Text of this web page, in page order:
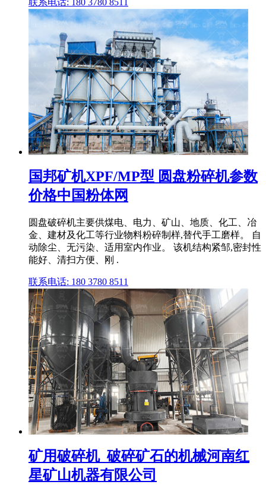
联系电话: 180 3780 8511
国邦矿机XPF/MP型 圆盘粉碎机参数
价格中国粉体网
圆盘破碎机主要供煤电、电力、矿山、地质、化工、冶
金、建材及化工等行业物料粉碎制样,替代手工磨样。 自
动除尘、无污染、适用室内作业。 该机结构紧邹,密封性
能好、清扫方便、刚 .
联系电话: 180 3780 8511
矿用破碎机_破碎矿石的机械河南红
星矿山机器有限公司